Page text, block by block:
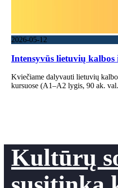
2026-05-12
Intensyvūs lietuvių
Kviečiame dalyvauti lietuvių
kursuose (A1–A2 lygis, 90 ak.
Kultūrų